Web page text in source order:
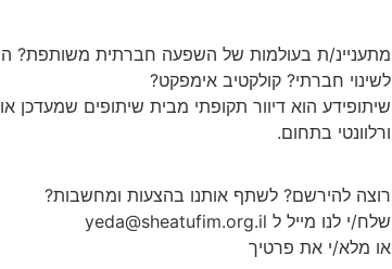
מתעניינ/ת בעולמות של השפעה חברתית משותפת?
לשינוי חברתי? קולקטיב אימפקט?
שיתופידע הוא דיוור תקופתי מבית שיתופים שמעדכן
ורלוונטי בתחום.
רוצה להירשם? לשתף אותנו בהצעות ומחשבות?
שלח/י לנו מייל ל yeda@sheatufim.org.il
או מלא/י את פרטיך